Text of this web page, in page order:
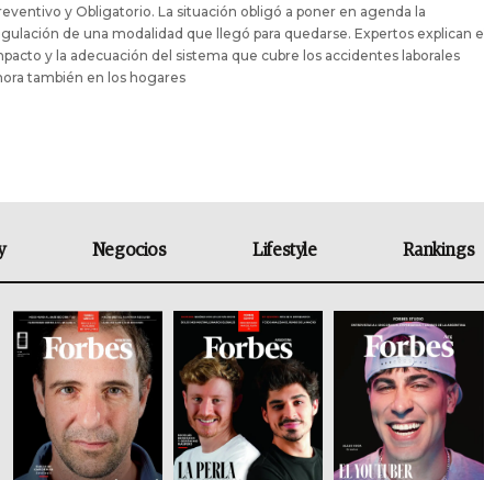
y Obligatorio. La situación obligó a poner en agenda la
de una modalidad que llegó para quedarse. Expertos explican el
y la adecuación del sistema que cubre los accidentes laborales
también en los hogares
Negocios Lifestyle Rankings